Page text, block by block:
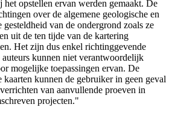
het opstellen ervan werden gemaakt. De
over de algemene geologische en
gesteldheid van de ondergrond zoals ze
uit de ten tijde van de kartering
Het zijn dus enkel richtinggevende
auteurs kunnen niet verantwoordelijk
mogelijke toepassingen ervan. De
kaarten kunnen de gebruiker in geen geval
van aanvullende proeven in
projecten."